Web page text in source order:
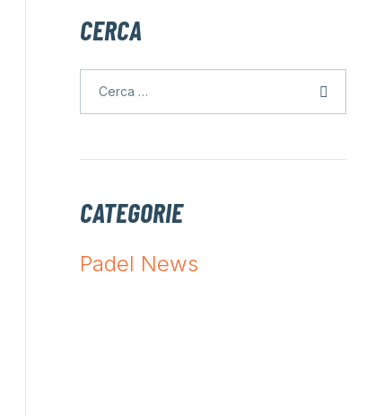
CERCA
CATEGORIE
Padel News